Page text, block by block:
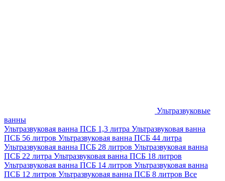
Ультразвуковые
ванны
Ультразвуковая ванна ПСБ 1,3 литра Ультразвуковая ванна
ПСБ 56 литров Ультразвуковая ванна ПСБ 44 литра
Ультразвуковая ванна ПСБ 28 литров Ультразвуковая ванна
ПСБ 22 литра Ультразвуковая ванна ПСБ 18 литров
Ультразвуковая ванна ПСБ 14 литров Ультразвуковая ванна
ПСБ 12 литров Ультразвуковая ванна ПСБ 8 литров Все